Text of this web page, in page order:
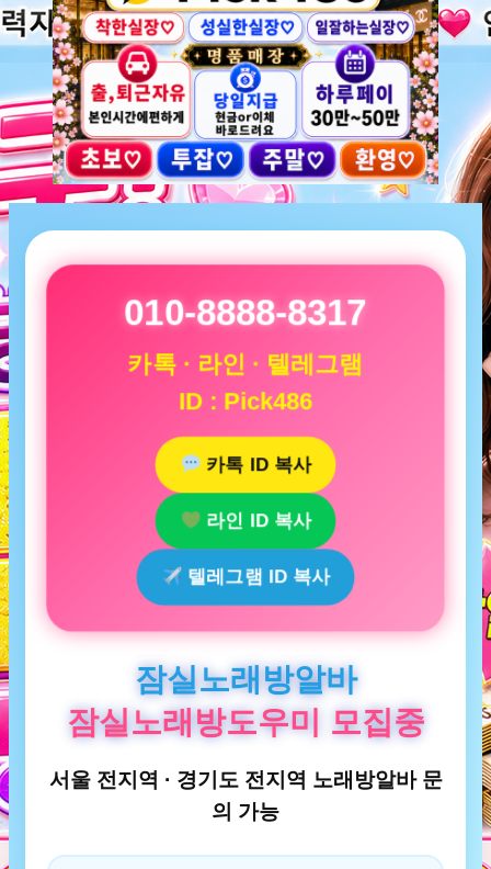
010-8888-8317
카톡 · 라인 · 텔레그램
ID : Pick486
카톡 ID 복사
라인 ID 복사
텔레그램 ID 복사
잠실노래방알바
잠실노래방도우미 모집중
서울 전지역 · 경기도 전지역 노래방알바 문
의 가능